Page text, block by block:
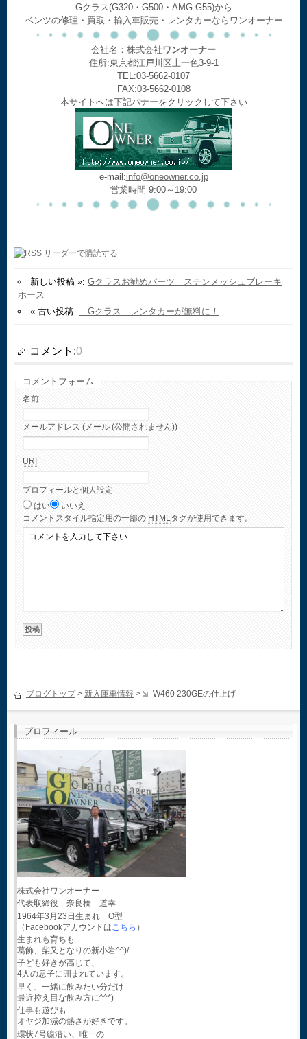
Gクラス(G320・G500・AMG G55)から
ベンツの修理・買取・輸入車販売・レンタカーならワンオーナー
会社名：株式会社ワンオーナー
住所:東京都江戸川区上一色3-9-1
TEL:03-5662-0107
FAX:03-5662-0108
本サイトへは下記バナーをクリックして下さい
e-mail:info@oneowner.co.jp
営業時間 9:00～19:00
新しい投稿 »: Gクラスお勧めパーツ ステンメッシュブレーキ
ホース
« 古い投稿:
Gクラス レンタカーが無料に！
コメント:0
コメントフォーム
名前
メールアドレス (メール (公開されません))
URI
プロフィールと個人設定
はい
いいえ
コメント スタイル指定用の一部の HTML タグが使用できます。
ブログトップ> 新入庫車情報 > W460 230GEの仕上げ
プロフィール
株式会社ワンオーナー
代表取締役 奈良橋 道幸
1964年3月23日生まれ O型
（Facebookアカウントは こちら ）
生まれも育ちも
葛飾、柴又となりの新小岩^^)/
子ども好きが高じて、
4人の息子に囲まれています。
早く、一緒に飲みたい分だけ
最近控え目な飲み方に^^*)
仕事も遊びも
オヤジ加減の熱さが好きです。
環状7号線沿い、唯一の